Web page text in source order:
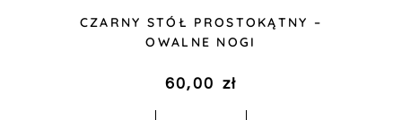
CZARNY STÓŁ PROSTOKĄTNY –
OWALNE NOGI
60,00 zł